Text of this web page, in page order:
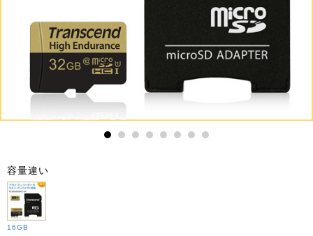
容量違い
16GB